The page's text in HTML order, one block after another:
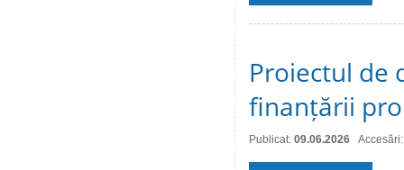
Proiectul de
finanțării
Publicat: 09.06.2026